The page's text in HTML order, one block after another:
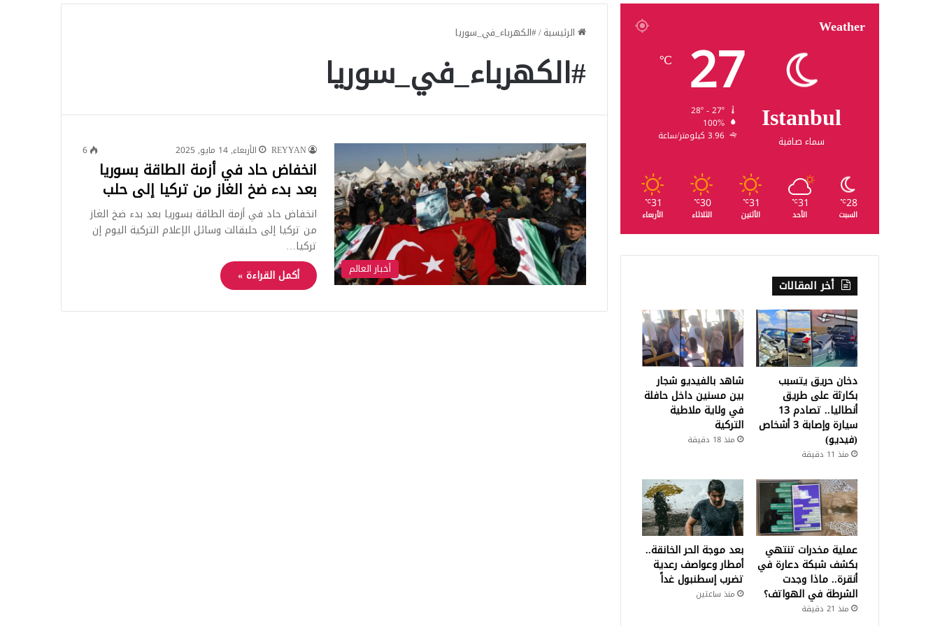
الرئيسية/#الكهرباء_في_سوريا
#الكهرباء_في_سوريا
أخبار العالم
REYYAN الأربعاء, 14 مايو, 2025 6
انخفاض حاد في أزمة الطاقة بسوريا
بعد بدء ضخ الغاز من تركيا إلى حلب
انخفاض حاد في أزمة الطاقة بسوريا بعد بدء ضخ الغاز
من تركيا إلى حلبقالت وسائل الإعلام التركية اليوم إن
تركيا…
أكمل القراءة »
Weather
Istanbul
سماء صافية
27
℃
100%
3.96 كيلومتر/ساعة
28
℃
السبت
31
℃
الأحد
31
℃
الأثنين
30
℃
الثلاثاء
31
℃
الأربعاء
أخر المقالات
دخان حريق يتسبب
بكارثة على طريق
أنطاليا.. تصادم 13
سيارة وإصابة 3 أشخاص
(فيديو)
منذ 11 دقيقة
شاهد بالفيديو شجار
بين مسنين داخل حافلة
في ولاية ملاطية
التركية
منذ 18 دقيقة
عملية مخدرات تنتهي
بكشف شبكة دعارة في
أنقرة.. ماذا وجدت
الشرطة في الهواتف؟
منذ 21 دقيقة
بعد موجة الحر الخانقة..
أمطار وعواصف رعدية
تضرب إسطنبول غداً
منذ ساعتين